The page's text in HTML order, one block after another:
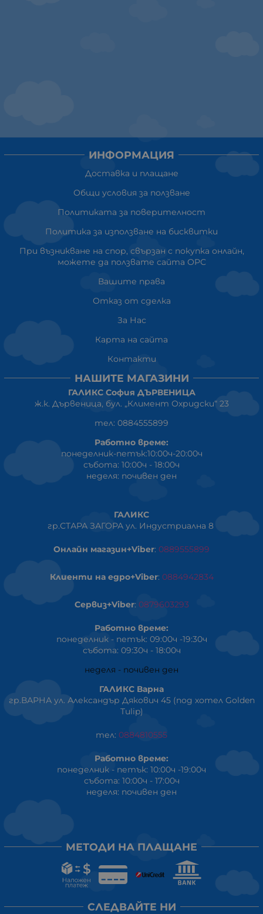
ИНФОРМАЦИЯ
Доставка и плащане
Общи условия за ползване
Политиката за поверителност
Политика за използване на бисквитки
При възникване на спор, свързан с покупка онлайн,
можете да ползвате сайта ОРС
Вашите права
Отказ от сделка
За Нас
Карта на сайта
Контакти
НАШИТЕ МАГАЗИНИ
ГАЛИКС София ДЪРВЕНИЦА
ж.к. Дървеница, бул. „Климент Охридски“ 23
тел: 0884555899
Работно време:
понеделник-петък:10:00ч-20:00ч
събота: 10:00ч - 18:00ч
неделя: почивен ден
ГАЛИКС
гр.СТАРА ЗАГОРА ул. Индустриална 8
Онлайн магазин+Viber: 0889555899
Клиенти на едро+Viber: 0884942834
Сервиз+Viber: 0879603293
Работно време:
понеделник - петък: 09:00ч -19:30ч
събота: 09:30ч - 18:00ч
неделя - почивен ден
ГАЛИКС Варна
гр.ВАРНА ул. Александър Дякович 45 (под хотел Golden
Tulip)
тел: 0884810555
Работно време:
понеделник - петък: 10:00ч -19:00ч
събота: 10:00ч - 17:00ч
неделя: почивен ден
МЕТОДИ НА ПЛАЩАНЕ
СЛЕДВАЙТЕ НИ